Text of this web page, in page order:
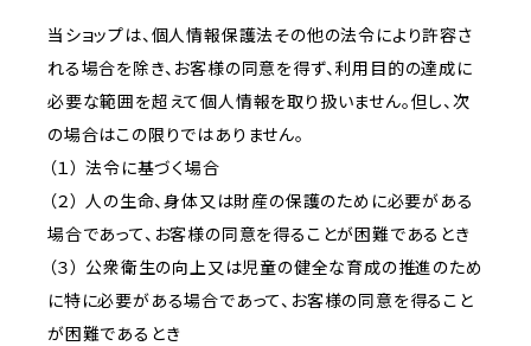
当ショップは、個人情報保護法その他の法令により許容さ
れる場合を除き、お客様の同意を得ず、利用目的の達成に
必要な範囲を超えて個人情報を取り扱いません。但し、次
の場合はこの限りではありません。
（１） 法令に基づく場合
（２） 人の生命、身体又は財産の保護のために必要がある
場合であって、お客様の同意を得ることが困難であるとき
（３） 公衆衛生の向上又は児童の健全な育成の推進のため
に特に必要がある場合であって、お客様の同意を得ること
が困難であるとき